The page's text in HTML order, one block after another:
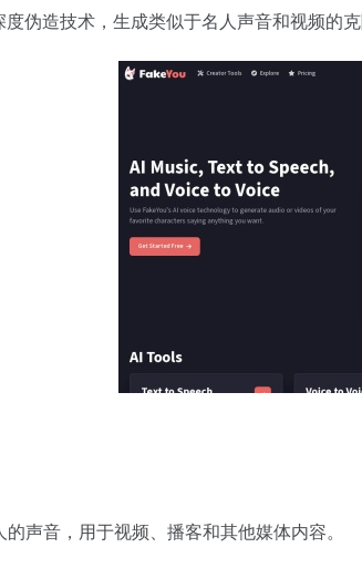
伪造技术，生成类似于名人声音和视频的
声音，用于视频、播客和其他媒体内容。